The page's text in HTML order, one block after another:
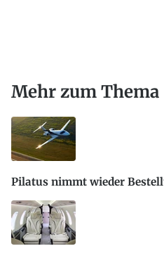
Mehr zum Thema
Pilatus nimmt wieder